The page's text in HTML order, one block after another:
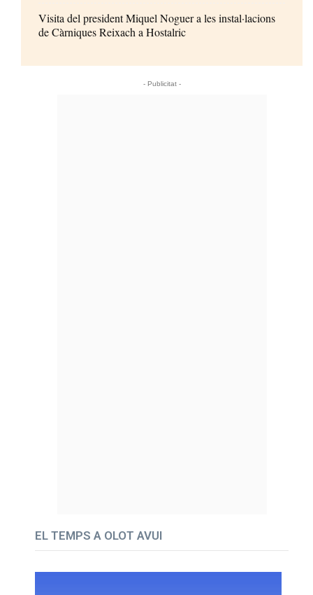
Visita del president Miquel Noguer a les instal·lacions
de Càrniques Reixach a Hostalric
- Publicitat -
EL TEMPS A OLOT AVUI